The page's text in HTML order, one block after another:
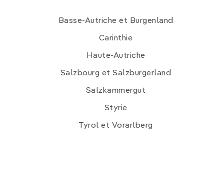
Basse-Autriche et Burgenland
Carinthie
Haute-Autriche
Salzbourg et Salzburgerland
Salzkammergut
Styrie
Tyrol et Vorarlberg